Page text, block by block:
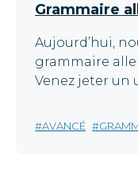
Grammaire
Aujourd’hui,
grammaire
Venez jeter un
AVANCÉ